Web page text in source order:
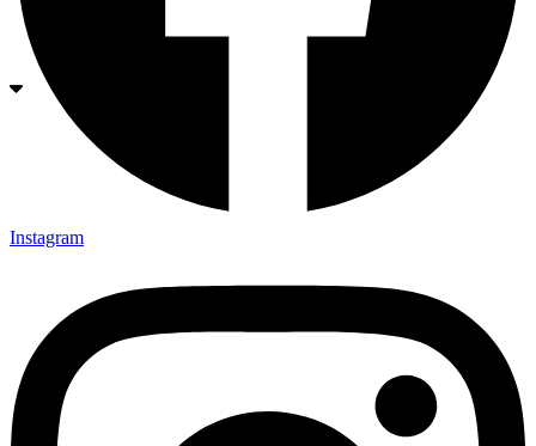
Instagram